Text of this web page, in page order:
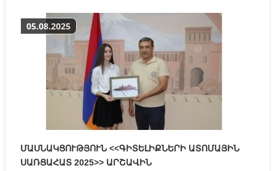
05.08.2025
ՄԱՍՆԱԿՑՈՒԹՅՈՒՆ <<ԳԻՏԵԼԻՔՆԵՐԻ ԱՏՈՄԱՅԻՆ
ՍԱՌՑԱՀԱՏ 2025>> ԱՐՇԱՎԻՆ